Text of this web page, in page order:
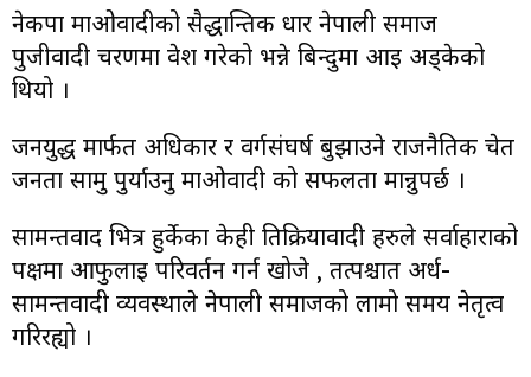
नेकपा माओवादीको सैद्धान्तिक धार नेपाली समाज
पुजीवादी चरणमा प्रवेश गरेको भन्ने बिन्दुमा आइ अड्केको
थियो ।
जनयुद्ध मार्फत अधिकार र वर्गसंघर्ष बुझाउने राजनैतिक चेत
जनता सामु पुर्याउनु माओवादी को सफलता मान्नुपर्छ ।
सामन्तवाद भित्र हुर्केका केही प्रतिक्रियावादी हरुले सर्वाहाराको
पक्षमा आफुलाइ परिवर्तन गर्न खोजे , तत्पश्चात अर्ध-
सामन्तवादी व्यवस्थाले नेपाली समाजको लामो समय नेतृत्व
गरिरह्यो ।